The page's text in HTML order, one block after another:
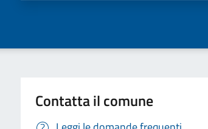
Contatta il comune